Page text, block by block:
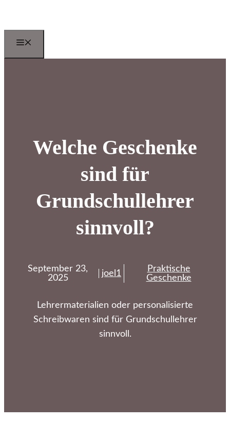
springen
Welche Geschenke
sind für
Grundschullehrer
sinnvoll?
September 23,
2025
joel1
Praktische
Geschenke
Lehrermaterialien oder personalisierte
Schreibwaren sind für Grundschullehrer
sinnvoll.